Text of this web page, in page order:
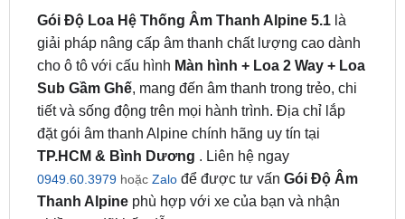
Rate this product
Gói Độ Loa Hệ Thống Âm Thanh Alpine 5.1 là
giải pháp nâng cấp âm thanh chất lượng cao dành
cho ô tô với cấu hìnhMàn hình + Loa 2 Way + Loa
Sub Gầm Ghế, mang đến âm thanh trong trẻo, chi
tiết và sống động trên mọi hành trình. Địa chỉ lắp
đặt gói âm thanh Alpine chính hãng uy tín tại